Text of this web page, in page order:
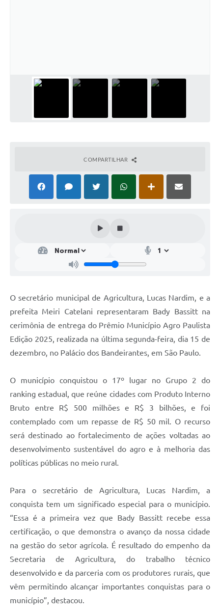
COMPARTILHAR
O secretário municipal de Agricultura, Lucas Nardim, e a
prefeita Meiri Catelani representaram Bady Bassitt na
cerimônia de entrega do Prêmio Município Agro Paulista
Edição 2025, realizada na última segunda-feira, dia 15 de
dezembro, no Palácio dos Bandeirantes, em São Paulo.
O município conquistou o 17º lugar no Grupo 2 do
ranking estadual, que reúne cidades com Produto Interno
Bruto entre R$ 500 milhões e R$ 3 bilhões, e foi
contemplado com um repasse de R$ 50 mil. O recurso
será destinado ao fortalecimento de ações voltadas ao
desenvolvimento sustentável do agro e à melhoria das
políticas públicas no meio rural.
Para o secretário de Agricultura, Lucas Nardim, a
conquista tem um significado especial para o município.
“Essa é a primeira vez que Bady Bassitt recebe essa
certificação, o que demonstra o avanço da nossa cidade
na gestão do setor agrícola. É resultado do empenho da
Secretaria de Agricultura, do trabalho técnico
desenvolvido e da parceria com os produtores rurais, que
vêm permitindo alcançar importantes conquistas para o
município”, destacou.